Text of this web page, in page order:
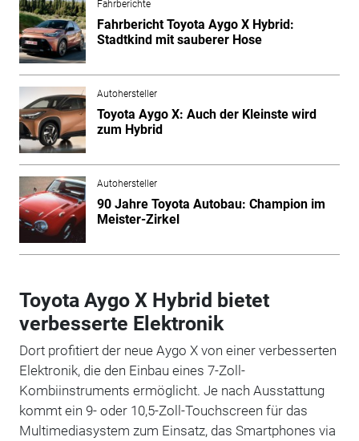
Fahrberichte
Fahrbericht Toyota Aygo X Hybrid:
Stadtkind mit sauberer Hose
Autohersteller
Toyota Aygo X: Auch der Kleinste wird
zum Hybrid
Autohersteller
90 Jahre Toyota Autobau: Champion im
Meister-Zirkel
Toyota Aygo X Hybrid bietet
verbesserte Elektronik
Dort profitiert der neue Aygo X von einer verbesserten
Elektronik, die den Einbau eines 7-Zoll-
Kombiinstruments ermöglicht. Je nach Ausstattung
kommt ein 9- oder 10,5-Zoll-Touchscreen für das
Multimediasystem zum Einsatz, das Smartphones via